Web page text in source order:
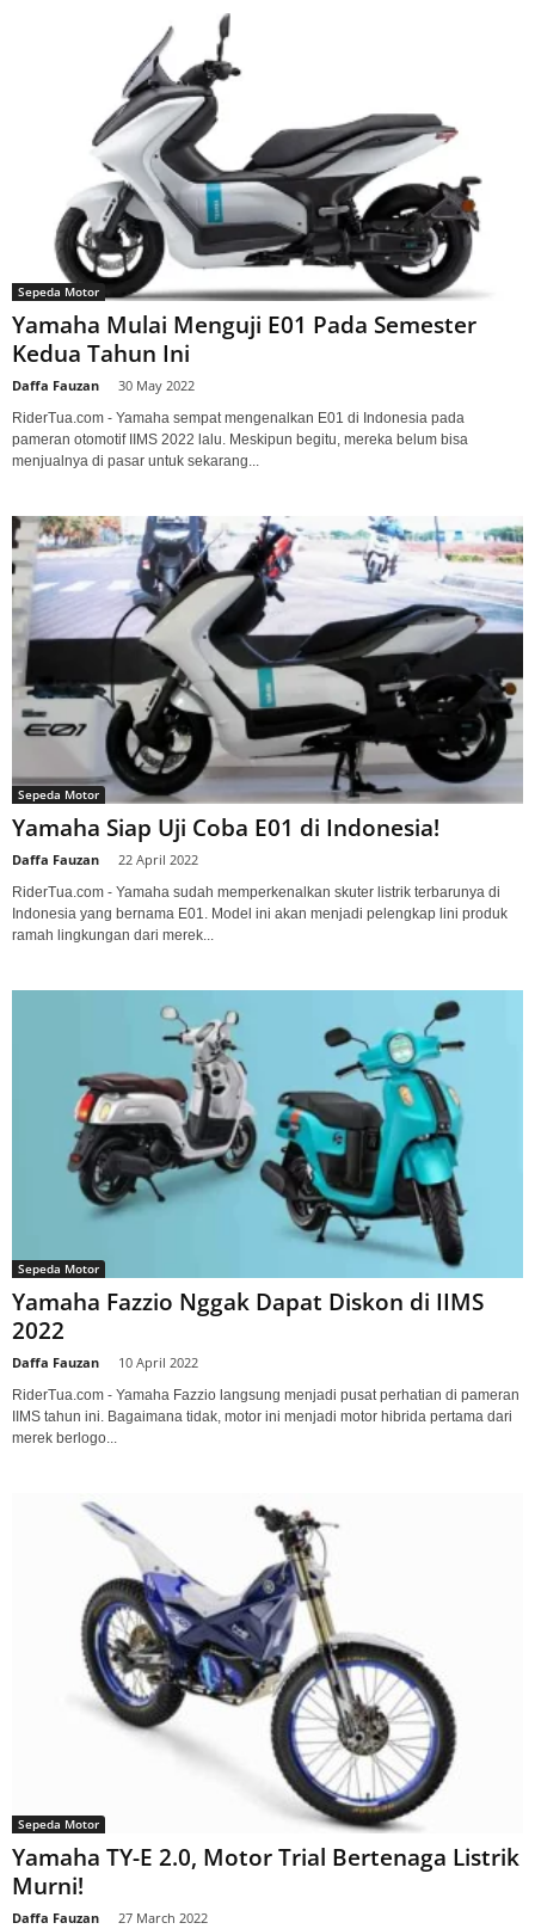
Sepeda Motor
Yamaha Mulai Menguji E01 Pada Semester
Kedua Tahun Ini
Daffa Fauzan 30 May 2022
RiderTua.com - Yamaha sempat mengenalkan E01 di Indonesia pada
pameran otomotif IIMS 2022 lalu. Meskipun begitu, mereka belum bisa
menjualnya di pasar untuk sekarang...
Sepeda Motor
Yamaha Siap Uji Coba E01 di Indonesia!
Daffa Fauzan 22 April 2022
RiderTua.com - Yamaha sudah memperkenalkan skuter listrik terbarunya di
Indonesia yang bernama E01. Model ini akan menjadi pelengkap lini produk
ramah lingkungan dari merek...
Sepeda Motor
Yamaha Fazzio Nggak Dapat Diskon di IIMS
2022
Daffa Fauzan 10 April 2022
RiderTua.com - Yamaha Fazzio langsung menjadi pusat perhatian di pameran
IIMS tahun ini. Bagaimana tidak, motor ini menjadi motor hibrida pertama dari
merek berlogo...
Sepeda Motor
Yamaha TY-E 2.0, Motor Trial Bertenaga Listrik
Murni!
Daffa Fauzan 27 March 2022